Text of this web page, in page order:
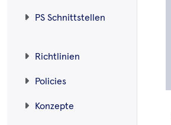
PS Schnittstellen
Richtlinien
Policies
Konzepte